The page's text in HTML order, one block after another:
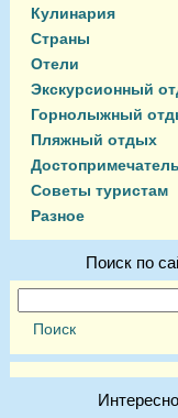
Кулинария
Страны
Отели
Экскурсионный
Горнолыжный
Пляжный отдых
Советы туристам
Разное
Поиск по